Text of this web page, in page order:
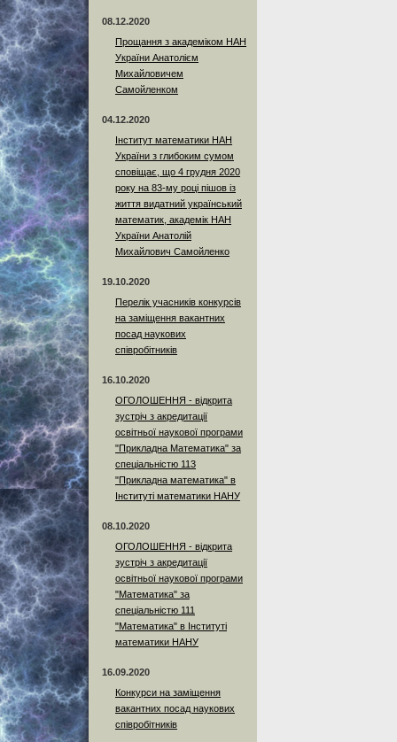
08.12.2020
Прощання з академіком НАН
України Анатолієм
Михайловичем
Самойленком
04.12.2020
Інститут математики НАН
України з глибоким сумом
сповіщає, що 4 грудня 2020
року на 83-му році пішов із
життя видатний український
математик, академік НАН
України Анатолій
Михайлович Самойленко
19.10.2020
Перелік учасників конкурсів
на заміщення вакантних
посад наукових
співробітників
16.10.2020
ОГОЛОШЕННЯ - відкрита
зустріч з акредитації
освітньої наукової програми
"Прикладна Математика" за
спеціальністю 113
"Прикладна математика" в
Інституті математики НАНУ
08.10.2020
ОГОЛОШЕННЯ - відкрита
зустріч з акредитації
освітньої наукової програми
"Математика" за
спеціальністю 111
"Математика" в Інституті
математики НАНУ
16.09.2020
Конкурси на заміщення
вакантних посад наукових
співробітників